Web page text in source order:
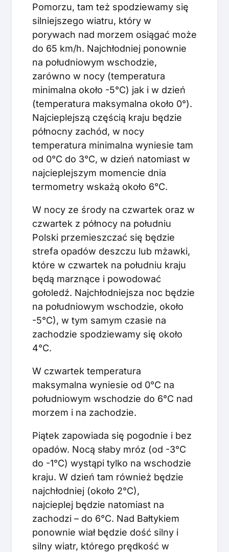
Pomorzu, tam też spodziewamy się
silniejszego wiatru, który w
porywach nad morzem osiągać może
do 65 km/h. Najchłodniej ponownie
na południowym wschodzie,
zarówno w nocy (temperatura
minimalna około -5°C) jak i w dzień
(temperatura maksymalna około 0°).
Najcieplejszą częścią kraju będzie
północny zachód, w nocy
temperatura minimalna wyniesie tam
od 0°C do 3°C, w dzień natomiast w
najcieplejszym momencie dnia
termometry wskażą około 6°C.
W nocy ze środy na czwartek oraz w
czwartek z północy na południu
Polski przemieszczać się będzie
strefa opadów deszczu lub mżawki,
które w czwartek na południu kraju
będą marznące i powodować
gołoledź. Najchłodniejsza noc będzie
na południowym wschodzie, około
-5°C), w tym samym czasie na
zachodzie spodziewamy się około
4°C.
W czwartek temperatura
maksymalna wyniesie od 0°C na
południowym wschodzie do 6°C nad
morzem i na zachodzie.
Piątek zapowiada się pogodnie i bez
opadów. Nocą słaby mróz (od -3°C
do -1°C) wystąpi tylko na wschodzie
kraju. W dzień tam również będzie
najchłodniej (około 2°C),
najcieplej będzie natomiast na
zachodzi – do 6°C. Nad Bałtykiem
ponownie wiał będzie dość silny i
silny wiatr, którego prędkość w